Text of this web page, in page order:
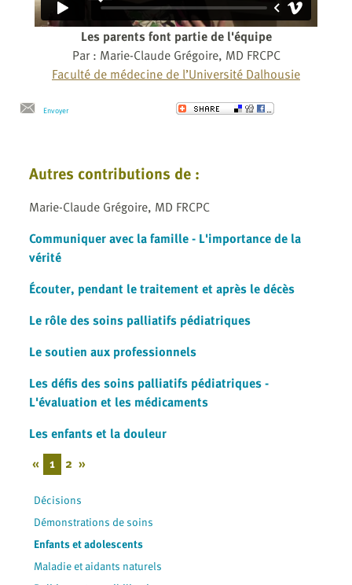
Les parents font partie de l'équipe
Par : Marie-Claude Grégoire, MD FRCPC
Faculté de médecine de l’Université Dalhousie
Envoyer
Autres contributions de :
Marie-Claude Grégoire, MD FRCPC
Communiquer avec la famille - L'importance de la
vérité
Écouter, pendant le traitement et après le décès
Le rôle des soins palliatifs pédiatriques
Le soutien aux professionnels
Les défis des soins palliatifs pédiatriques -
L'évaluation et les médicaments
Les enfants et la douleur
« 1 2 »
Décisions
Démonstrations de soins
Enfants et adolescents
Maladie et aidants naturels